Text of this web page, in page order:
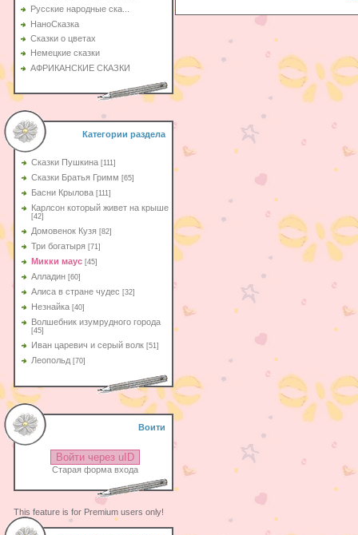
Русские народные ска...
НаноСказка
Сказки о цветах
Немецкие сказки
АФРИКАНСКИЕ СКАЗКИ
Категории раздела
Сказки Пушкина [111]
Сказки Братья Гримм [65]
Басни Крылова [111]
Карлсон который живет на крыше
[42]
Домовенок Кузя [82]
Три богатыря [71]
Микки маус [45]
Алладин [60]
Aлиса в стране чудес [32]
Незнайка [40]
Волшебник изумрудного города
[45]
Иван царевич и серый волк [51]
Леопольд [70]
Воити
Войти через uID
Старая форма входа
This feature is for Premium users only!